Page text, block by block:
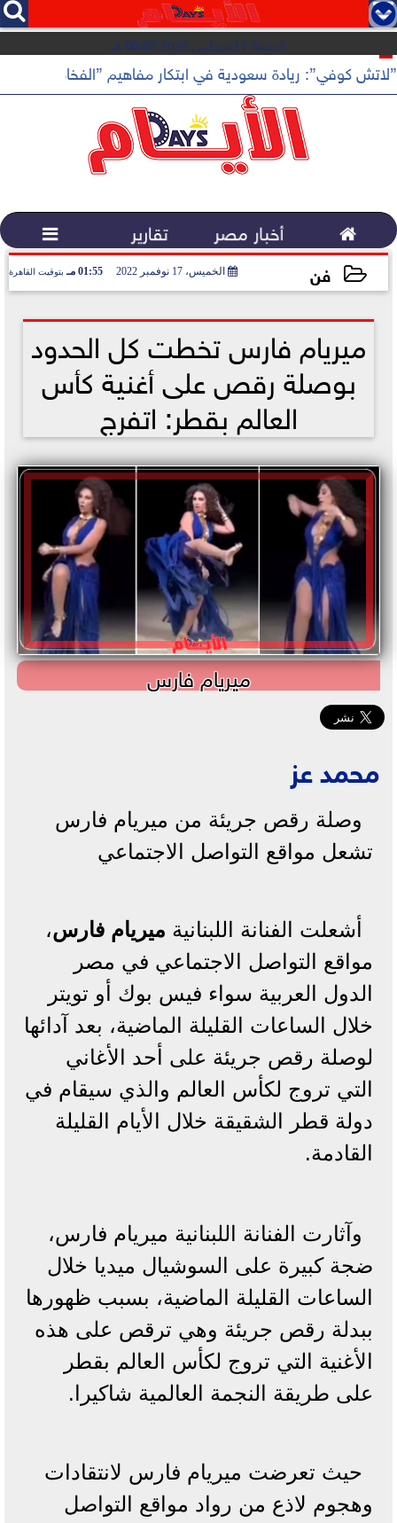
   
الجمعة 7 أغسطس 2026 08:07 مـ
”لاتش كوفي”: ريادة سعودية في ابتكار مفاهيم ”الفخامة
 أخبار مصر تقارير 
فن الخميس، 17 نوفمبر 2022 01:55 مـ بتوقيت القاهرة
ميريام فارس تخطت كل الحدود
بوصلة رقص على أغنية كأس
العالم بقطر: اتفرج
ميريام فارس
محمد عز
وصلة رقص جريئة من ميريام فارس
تشعل مواقع التواصل الاجتماعي
أشعلت الفنانة اللبنانية ميريام فارس،
مواقع التواصل الاجتماعي في مصر
الدول العربية سواء فيس بوك أو تويتر
خلال الساعات القليلة الماضية، بعد آدائها
لوصلة رقص جريئة على أحد الأغاني
التي تروج لكأس العالم والذي سيقام في
دولة قطر الشقيقة خلال الأيام القليلة
القادمة.
وآثارت الفنانة اللبنانية ميريام فارس،
ضجة كبيرة على السوشيال ميديا خلال
الساعات القليلة الماضية، بسبب ظهورها
ببدلة رقص جريئة وهي ترقص على هذه
الأغنية التي تروج لكأس العالم بقطر
على طريقة النجمة العالمية شاكيرا.
حيث تعرضت ميريام فارس لانتقادات
وهجوم لاذع من رواد مواقع التواصل